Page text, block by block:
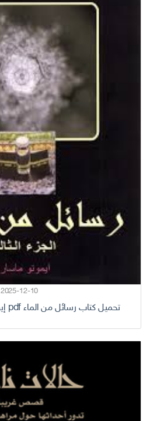
2025-12-10
تحميل كتاب رسائل من الماء pdf إيموتو ماسارو برابط واحد